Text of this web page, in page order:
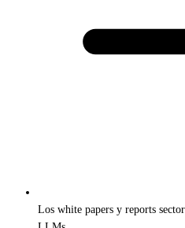
Los white papers y reports